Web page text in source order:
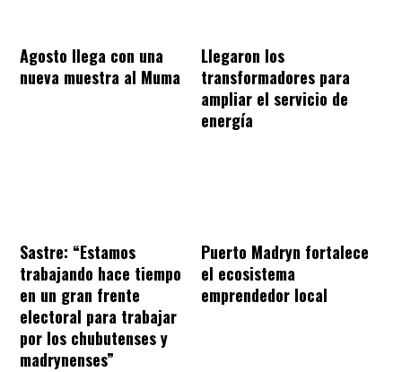
Agosto llega con una
nueva muestra al Muma
Llegaron los
transformadores para
ampliar el servicio de
energía
Sastre: “Estamos
trabajando hace tiempo
en un gran frente
electoral para trabajar
por los chubutenses y
madrynenses”
Puerto Madryn fortalece
el ecosistema
emprendedor local